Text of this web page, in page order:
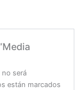
será
están marcados